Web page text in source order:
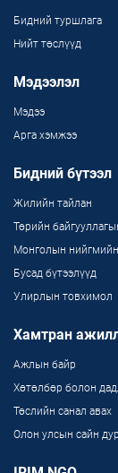
Бидний туршлага
Нийт төслүүд
Мэдээлэл
Мэдээ
Арга хэмжээ
Бидний бүтээл
Жилийн тайлан
Төрийн
Монголын нийгмийн
Бусад бүтээлүүд
Улирлын товхимол
Хамтран
Ажлын байр
Хөтөлбөр болон
Төслийн санал авах
Олон улсын сайн